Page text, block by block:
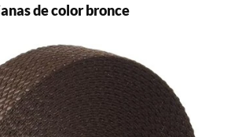
de color bronce